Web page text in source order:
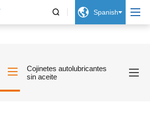
  Spanish
Cojinetes autolubricantes
sin aceite